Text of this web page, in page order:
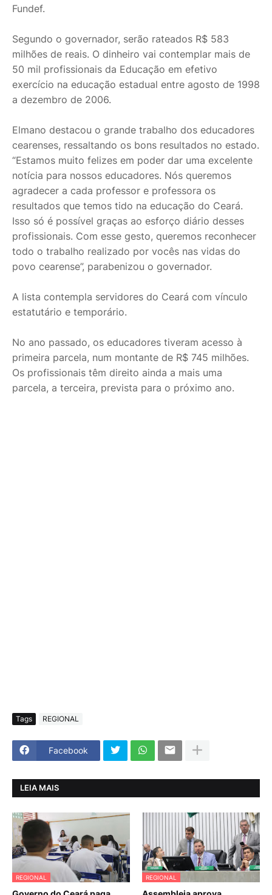
Fundef.
Segundo o governador, serão rateados R$ 583
milhões de reais. O dinheiro vai contemplar mais de
50 mil profissionais da Educação em efetivo
exercício na educação estadual entre agosto de 1998
a dezembro de 2006.
Elmano destacou o grande trabalho dos educadores
cearenses, ressaltando os bons resultados no estado.
“Estamos muito felizes em poder dar uma excelente
notícia para nossos educadores. Nós queremos
agradecer a cada professor e professora os
resultados que temos tido na educação do Ceará.
Isso só é possível graças ao esforço diário desses
profissionais. Com esse gesto, queremos reconhecer
todo o trabalho realizado por vocês nas vidas do
povo cearense”, parabenizou o governador.
A lista contempla servidores do Ceará com vínculo
estatutário e temporário.
No ano passado, os educadores tiveram acesso à
primeira parcela, num montante de R$ 745 milhões.
Os profissionais têm direito ainda a mais uma
parcela, a terceira, prevista para o próximo ano.
Tags REGIONAL
Facebook
LEIA MAIS
REGIONAL REGIONAL